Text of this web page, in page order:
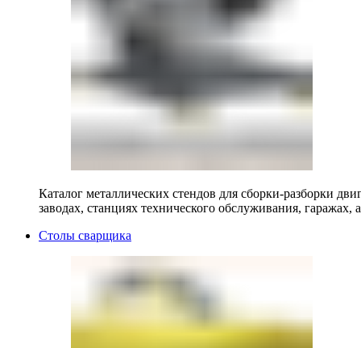
Каталог металлических стендов для сборки-разборки
заводах, станциях технического обслуживания, гаражах,
Столы сварщика